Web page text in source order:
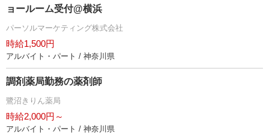
ョールーム受付@横浜
パーソルマーケティング株式会社
時給1,500円
アルバイト・パート / 神奈川県
調剤薬局勤務の薬剤師
鷺沼きりん薬局
時給2,000円～
アルバイト・パート / 神奈川県